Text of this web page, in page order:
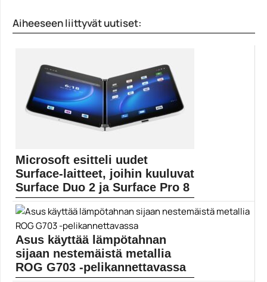
myös kotikonttoreihin. Uutuusmalleissa...
Aiheeseen liittyvät uutiset:
Microsoft esitteli uudet
Surface-laitteet, joihin kuuluvat
Surface Duo 2 ja Surface Pro 8
Microsoft on esitellyt nipun uusia Surface-laitteita.
Uusista malleista...
Microsoft
Asus käyttää lämpötahnan
sijaan nestemäistä metallia
ROG G703 -pelikannettavassa